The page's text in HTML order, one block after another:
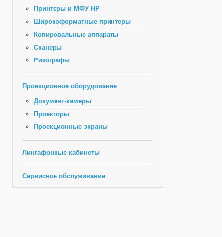
Принтеры и МФУ HP
Широкоформатные принтеры
Копировальные аппараты
Сканеры
Ризографы
Проекционное оборудование
Документ-камеры
Проекторы
Проекционные экраны
Лингафонные кабинеты
Сервисное обслуживание